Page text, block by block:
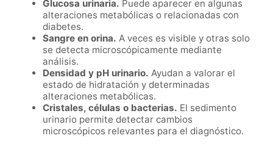
Glucosa urinaria. Puede aparecer en algunas
alteraciones metabólicas o relacionadas con
diabetes.
Sangre en orina. A veces es visible y otras solo
se detecta microscópicamente mediante
análisis.
Densidad y pH urinario. Ayudan a valorar el
estado de hidratación y determinadas
alteraciones metabólicas.
Cristales, células o bacterias. El sedimento
urinario permite detectar cambios
microscópicos relevantes para el diagnóstico.